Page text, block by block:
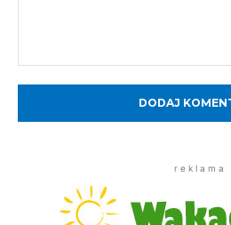
r e k l a m a